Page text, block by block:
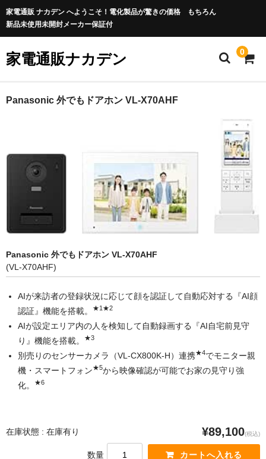
家電通販 ナカデン へようこそ！電化製品が驚きの価格 もちろん
新品未使用未開封メーカー保証付
家電通販ナカデン 0
Panasonic 外でもドアホン VL-X70AHF
Panasonic 外でもドアホン VL-X70AHF
(VL-X70AHF)
AIが来訪者の登録状況に応じて顔を認証して自動応対する『AI顔
認証』機能を搭載。
★1★2
AIが設定エリア内の人を検知して自動録画する『AI自宅前見守
り』機能を搭載。
★3
別売りのセンサーカメラ（VL-CX800K-H）連携★4でモニター親
機・スマートフォン★5から映像確認が可能でお家の見守り強
化。
★6
在庫状態 : 在庫有り ¥89,100(税込)
数量